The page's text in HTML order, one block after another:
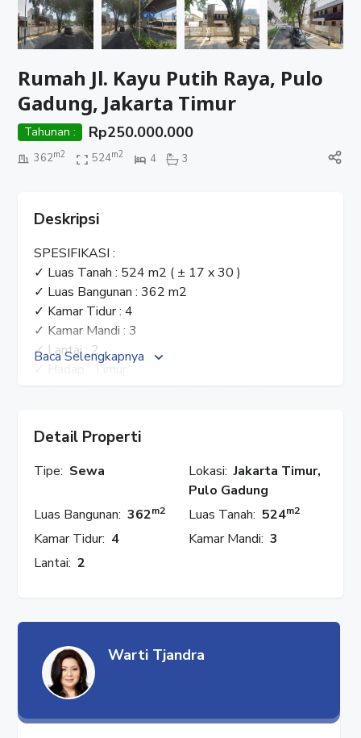
Rumah Jl. Kayu Putih Raya, Pulo
Gadung, Jakarta Timur
Tahunan : Rp250.000.000
362m2 524m2 4 3
Deskripsi
SPESIFIKASI :
✓ Luas Tanah : 524 m2 ( ± 17 x 30 )
✓ Luas Bangunan : 362 m2
✓ Kamar Tidur : 4
✓ Kamar Mandi : 3
✓ Lantai : 2
✓ Hadap : Timur
✓ Harga Jual : Rp. 19 M
✓ Harga Sewa : Rp. 250 JT / Tahun ( Minimal Sewa
2 Tahun )
✓ Whatsapp : 08777 553 0989
✓ Facebook : Rumah Properti
✓ Instagram : @rumahproperti1
#pulogadung
#jakartatimur
#jakarta
Baca Selengkapnya
Detail Properti
Tipe: Sewa Lokasi: Jakarta Timur,
Pulo Gadung
Luas Bangunan: 362m2 Luas Tanah: 524m2
Kamar Tidur: 4 Kamar Mandi: 3
Lantai: 2
Warti Tjandra